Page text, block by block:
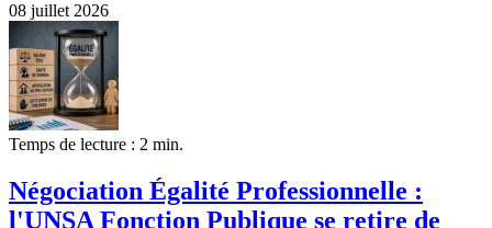
08 juillet 2026
Temps de lecture : 2 min.
Négociation Égalité Professionnelle :
l'UNSA Fonction Publique se retire de